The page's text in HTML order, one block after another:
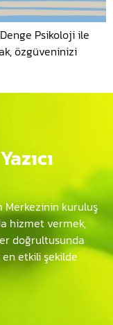
Psikoloji ile
özgüveninizi
Merkezinin kuruluş
hizmet vermek,
doğrultusunda
en etkili şekilde